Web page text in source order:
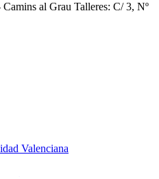
al Grau Talleres: C/ 3, Nº
Valenciana